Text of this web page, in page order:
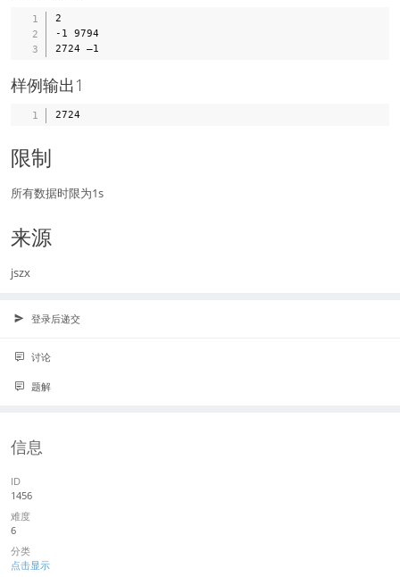
2
-1 9794
样例输出1
限制
所有数据时限为1s
来源
jszx
登录后递交
讨论
题解
信息
ID
1456
难度
6
分类
点击显示